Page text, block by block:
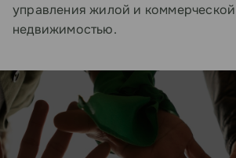
управления жилой и коммерческой
недвижимостью.